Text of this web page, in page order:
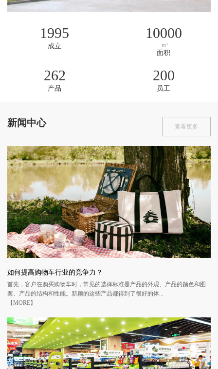
1995
成立
10000
m³
面积
262
产品
200
员工
新闻中心 查看更多
如何提高购物车行业的竞争力？
首先，客户在购买购物车时，常见的选择标准是产品的外观、产品的颜色和图
案、产品的结构和性能。新颖的这些产品都得到了很好的体...
【MORE】